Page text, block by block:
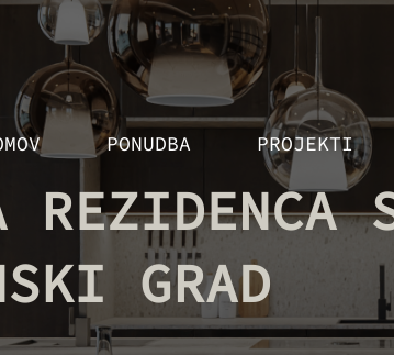
PONUDBA PROJEKTI
REZIDENCA
GRAD